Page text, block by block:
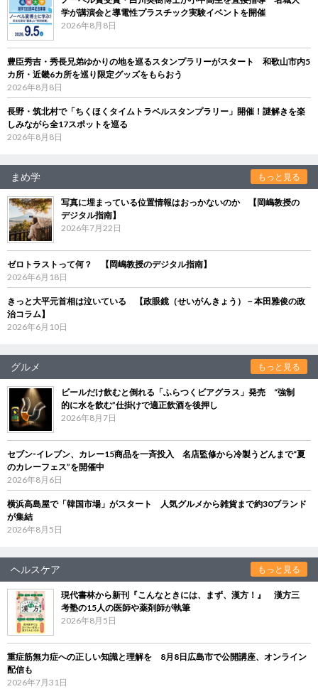
学が講演会と導電性プラスチック実験イベントを開催
2026年8月8日
豊臣秀吉・秀長兄弟ゆかりの地を巡るスタンプラリーがスタート 和歌山市内5
カ所・近畿6カ所を巡り限定グッズをもらおう
2026年8月8日
長野・筑北村で「ちくほくタイムトラベルスタンプラリー」開催！謎解きを楽
しみながら全17スポットを巡る
2026年8月8日
まめ学 もっと見る
写真に埋まっている位置情報はおっかないのか 【岡嶋教授の
デジタル指南】
2026年7月22日
ゼロトラストって何？ 【岡嶋教授のデジタル指南】
2026年6月18日
きっと大平元首相は泣いている 【政眼鏡（せいがんきょう）－本田雅俊の政
治コラム】
2026年6月10日
グルメ もっと見る
ビールだけ飲むと倒れる「ふらつくビアグラス」発売 “強制
的に水を飲む”仕掛けで適正飲酒を後押し
2026年8月7日
セブン‐イレブン、カレー15商品を一斉投入 名店監修から冷製うどんまで“夏
のカレーフェス”を開催中
2026年8月6日
横浜高島屋で「韓国市場」がスタート 人気グルメから雑貨まで約30ブランド
が集結
2026年8月5日
ヘルスケア もっと見る
現代書林から新刊『こんなときには、まず、漢方！』 漢方三
考塾の15人の医師や薬剤師が執筆
2026年8月5日
重症筋無力症への正しい知識と理解を 8月8日広島市で公開講座、オンライン
配信も
2026年7月31日